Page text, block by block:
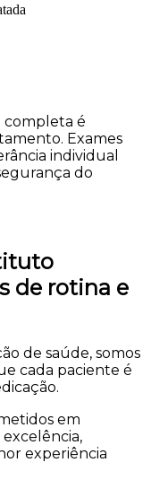
completa é
Exames
individual
do
de rotina e
de saúde, somos
cada paciente é
em
experiência